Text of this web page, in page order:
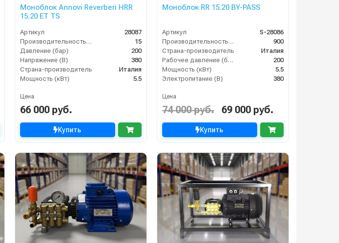
Моноблок Annovi Reverberi HRR
15.20 ET TS
Артикул
28087
Производительность (л/мин)
15
Давление (бар)
200
Напряжение (В)
380
Страна-производитель
Италия
Мощность (кВт)
5.5
Цена
66 000 руб.
Купить
Моноблок RR 15.20 BY-PASS
Артикул
S-28086
Производительность (л/ч)
900
Страна-производитель
Италия
Рабочее давление (бар)
200
Мощность (кВт)
5.5
Электропитание (В)
380
Цена
74 000 руб. 69 000 руб.
Купить